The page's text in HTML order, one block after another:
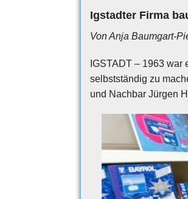
Igstadter Firma
Von Anja Baumgart-
IGSTADT – 1963
selbstständig zu
und Nachbar Jürgen